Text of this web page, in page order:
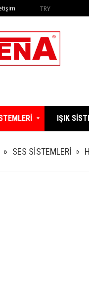
TRY
IŞIK
SES SİSTEMLERİ